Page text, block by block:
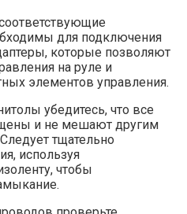
для подключения
которые позволяют
на руле и
элементов управления.
убедитесь, что все
и не мешают другим
тщательно
используя
чтобы